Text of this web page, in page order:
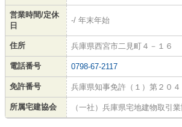
営業時間/定休
日
-/ 年末年始
住所 兵庫県西宮市二見町４－１６
電話番号 0798-67-2117
免許番号 兵庫県知事免許（１）第２０
所属宅建協会 （一社）兵庫県宅地建物取引